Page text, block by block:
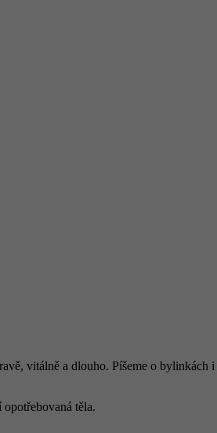
vitálně a dlouho. Píšeme o bylinkách i
těla.